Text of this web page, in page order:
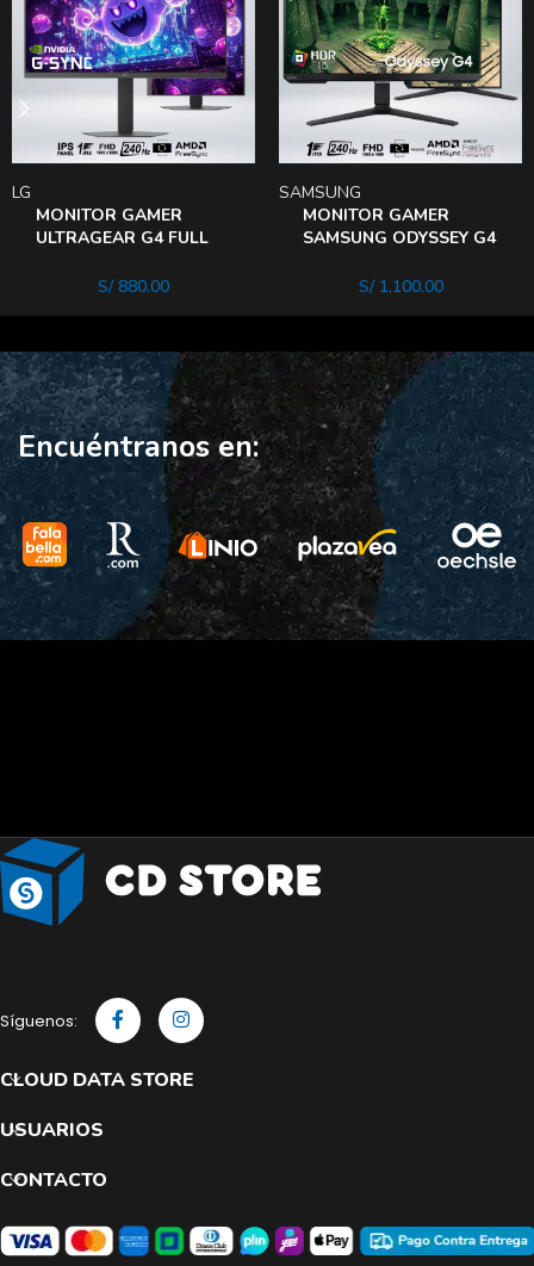
MONITOR GAMER
ULTRAGEAR G4 FULL
RGB HDR10 G-SYNC
LG
S/880.00
MONITOR GAMER
SAMSUNG ODYSSEY G4
LS27BG402ENXGO
SAMSUNG
S/1,100.00
Encuéntranos en:
Síguenos:
CLOUD DATA STORE
USUARIOS
CONTACTO